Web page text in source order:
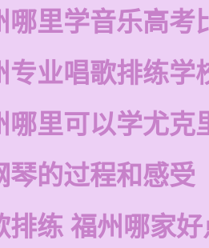
哪里学音乐高考
专业唱歌排练学
哪里可以学尤克
琴的过程和感受
排练 福州哪家